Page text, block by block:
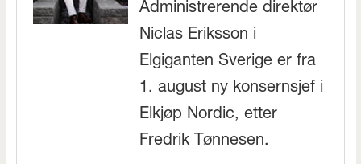
Administrerende direktør
Niclas Eriksson i
Elgiganten Sverige er fra
1. august ny konsernsjef i
Elkjøp Nordic, etter
Fredrik Tønnesen.